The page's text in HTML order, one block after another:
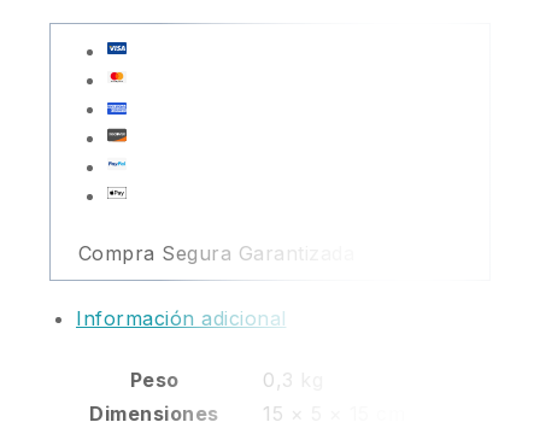
Compra Segura Garantizada
Información adicional
Peso
0,3 kg
Dimensiones
15 × 5 × 15 cm